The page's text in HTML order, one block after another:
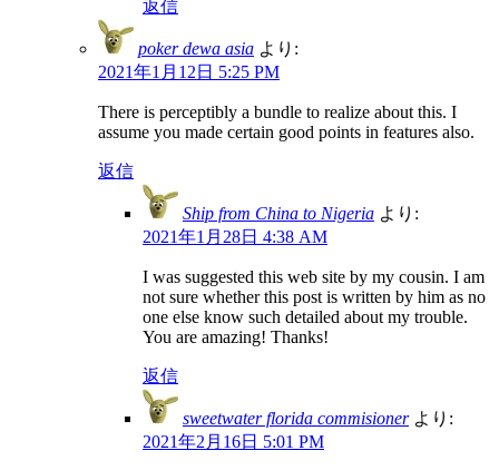
返信
poker dewa asia より:
2021年1月12日 5:25 PM
There is perceptibly a bundle to realize about this. I
assume you made certain good points in features also.
返信
Ship from China to Nigeria より:
2021年1月28日 4:38 AM
I was suggested this web site by my cousin. I am
not sure whether this post is written by him as no
one else know such detailed about my trouble.
You are amazing! Thanks!
返信
sweetwater florida commisioner より:
2021年2月16日 5:01 PM